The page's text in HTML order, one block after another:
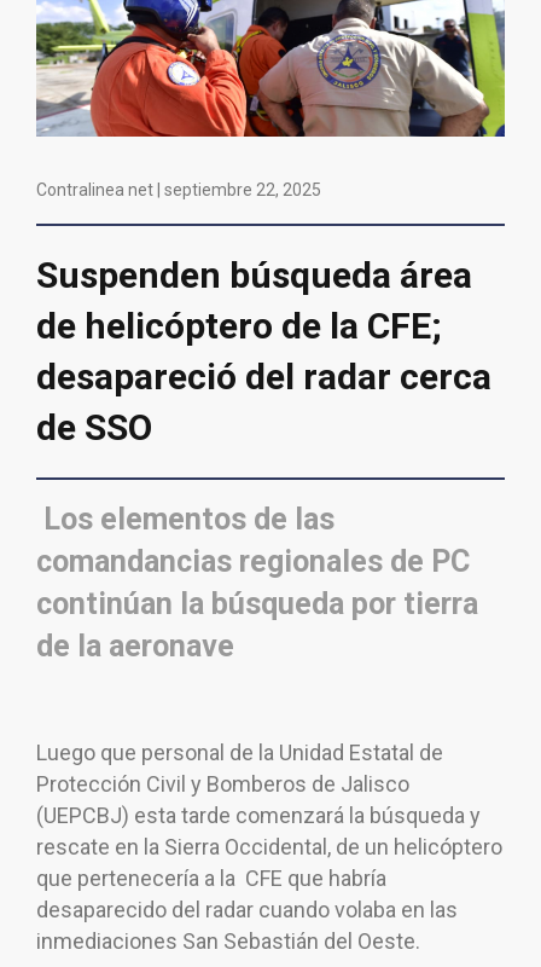
Contralinea net | septiembre 22, 2025
Suspenden búsqueda área
de helicóptero de la CFE;
desapareció del radar cerca
de SSO
Los elementos de las
comandancias regionales de PC
continúan la búsqueda por tierra
de la aeronave
Luego que personal de la Unidad Estatal de
Protección Civil y Bomberos de Jalisco
(UEPCBJ) esta tarde comenzará la búsqueda y
rescate en la Sierra Occidental, de un helicóptero
que pertenecería a la CFE que habría
desaparecido del radar cuando volaba en las
inmediaciones San Sebastián del Oeste.